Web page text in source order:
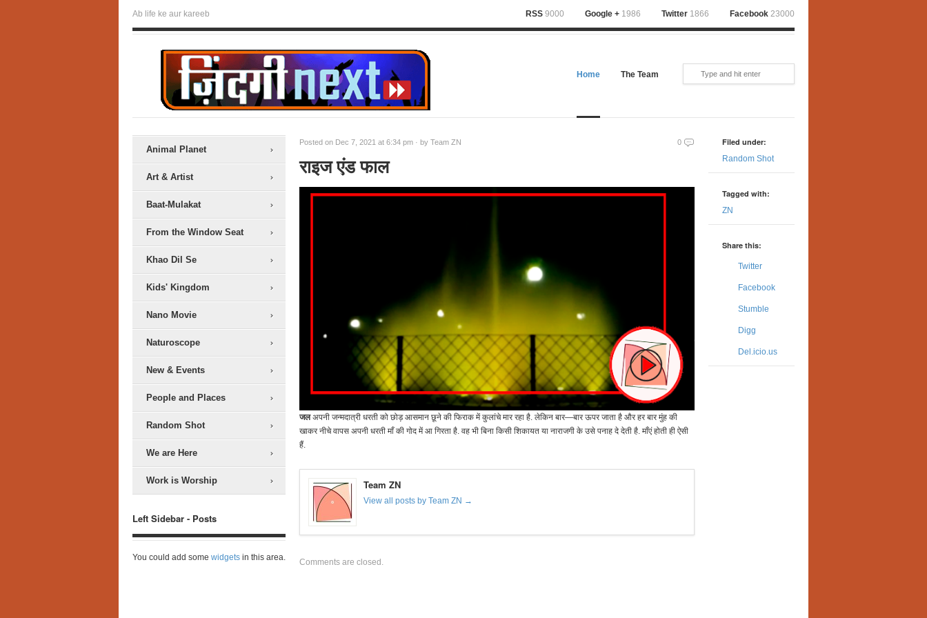
Ab life ke aur kareeb RSS 9000 Google + 1986 Twitter 1866 Facebook 23000
Home The Team
Animal Planet
Art & Artist
Baat-Mulakat
From the Window Seat
Khao Dil Se
Kids' Kingdom
Nano Movie
Naturoscope
New & Events
People and Places
Random Shot
We are Here
Work is Worship
Left Sidebar - Posts
You could add some widgets in this area.
Posted on Dec 7, 2021 at 6:34 pm · by Team ZN 0
राइज एंड फाल
जलअपनी जन्मदात्री धरती को छोड़ आसमान छूने की फिराक में कुलांचे मार रहा है. लेकिन बार—बार ऊपर जाता है और हर बार मुंह की
खाकर नीचे वापस अपनी धरती माँ की गोद में आ गिरता है. वह भी बिना किसी शिकायत या नाराजगी के उसे पनाह दे देती है. माँएं होती ही ऐसी
हैं.
Team ZN
View all posts by Team ZN →
Comments are closed.
Filed under:
Random Shot
Tagged with:
ZN
Share this:
Twitter
Facebook
Stumble
Digg
Del.icio.us